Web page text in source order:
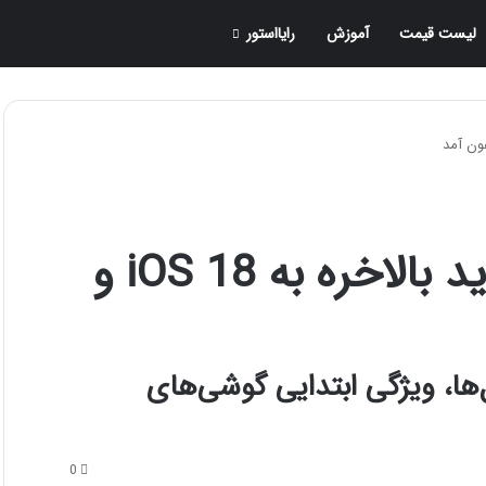
لیست قیمت آموزش رایااستور
این ویژگی قدیمی اندروید بالاخره به iOS 18 و
ویژگی ابتدایی گوشی‌های
0